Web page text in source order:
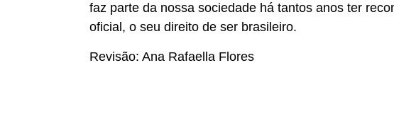
faz parte da nossa sociedade há tantos anos ter
oficial, o seu direito de ser brasileiro.
Revisão: Ana Rafaella Flores